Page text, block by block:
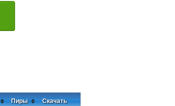
Пиры Скачать